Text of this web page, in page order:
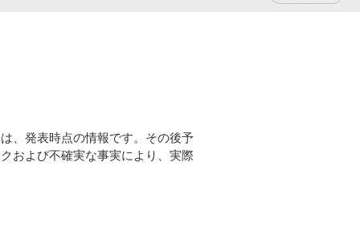
、発表時点の情報です。その後予
および不確実な事実により、実際